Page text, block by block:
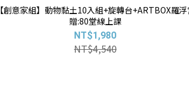
【創意家組】動物黏土10入組+旋轉台+ARTBOX羅浮
贈:80堂線上課
NT$1,980
NT$4,540